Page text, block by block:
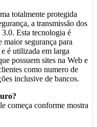
totalmente protegida
a transmissão dos
Esta tecnologia é
segurança para
é utilizada em larga
possuem sites na Web e
como numero de
inclusive de bancos.
começa conforme mostra